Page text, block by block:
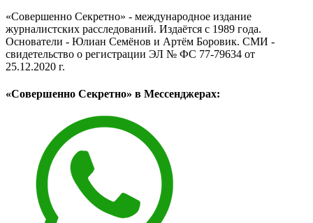
«Совершенно Секретно» - международное издание
журналистских расследований. Издаётся с 1989 года.
Основатели - Юлиан Семёнов и Артём Боровик. CМИ -
свидетельство о регистрации ЭЛ № ФС 77-79634 от
25.12.2020 г.
«Совершенно Секретно» в Мессенджерах: